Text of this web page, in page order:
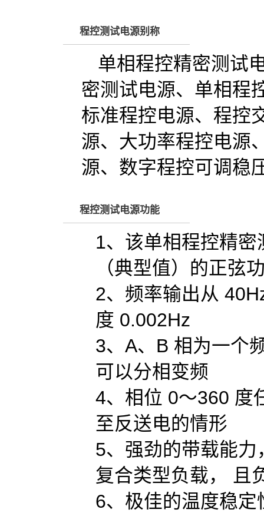
程控测试电源别称
单相程控精密测试
密测试电源、单相程
标准程控电源、程控
源、大功率程控电源
源、数字程控可调稳
程控测试电源功能
1、该单相程控精
（典型值）的正弦
2、频率输出从
度 0.002Hz
3、A、B 相为一个
可以分相变频
4、相位 0～360 度
至反送电的情形
5、强劲的带载能
复合类型负载， 且
6、极佳的温度稳